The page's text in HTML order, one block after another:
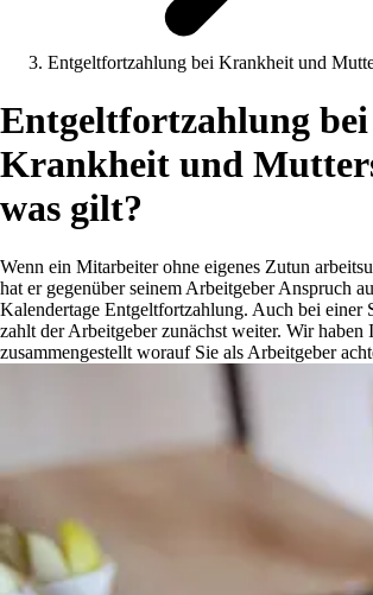
Entgeltfortzahlung bei Krankheit und
Entgeltfortzahlung bei
Krankheit und
was gilt?
Wenn ein Mitarbeiter ohne eigenes Zutun
hat er gegenüber seinem Arbeitgeber Anspruch
Kalendertage Entgeltfortzahlung. Auch bei einer
zahlt der Arbeitgeber zunächst weiter. Wir haben
zusammengestellt worauf Sie als Arbeitgeber